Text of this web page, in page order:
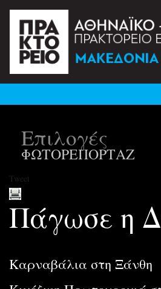
Επιλογές
ΦΩΤΟΡΕΠΟΡΤΑΖ
Tweet
Πάγωσε η
Καρναβάλια στη Ξάνθη